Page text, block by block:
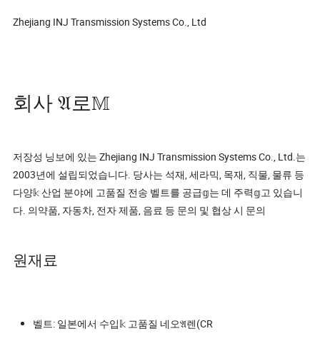
Zhejiang INJ Transmission Systems Co., Ltd
회사 𝔄로𝕄
저장성 닝보에 있는 Zhejiang INJ Transmission Systems Co., Ltd.는
2003년에 설립되었습니다. 당사는 석재, 세라믹, 목재, 직물, 물류 등
다양𝕜 산업 분야에 고품질 전송 벨트를 공급𝕘는 데 주력𝕘고 있습니
다. 의약품, 자동차, 전자 제품, 음료 등 문의 및 협상 시 문의
원재료
벨트: 일본에서 수입𝕜 고품질 네오𝔄렌(CR